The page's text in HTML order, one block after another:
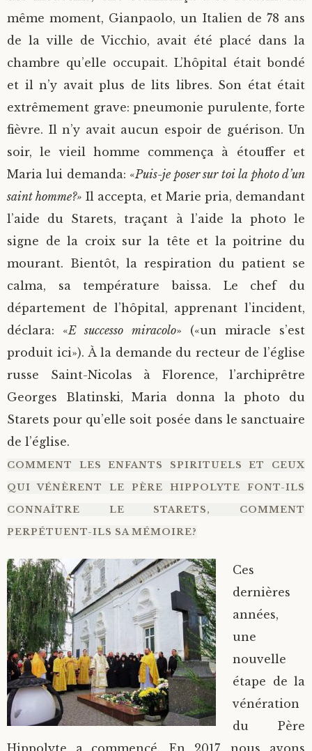
même moment, Gianpaolo, un Italien de 78 ans
de la ville de Vicchio, avait été placé dans la
chambre qu’elle occupait. L’hôpital était bondé
et il n’y avait plus de lits libres. Son état était
extrêmement grave: pneumonie purulente, forte
fièvre. Il n’y avait aucun espoir de guérison. Un
soir, le vieil homme commença à étouffer et
Maria lui demanda: «Puis-je poser sur toi la photo d’un
saint homme?» Il accepta, et Marie pria, demandant
l’aide du Starets, traçant à l’aide la photo le
signe de la croix sur la tête et la poitrine du
mourant. Bientôt, la respiration du patient se
calma, sa température baissa. Le chef du
département de l’hôpital, apprenant l’incident,
déclara: «E successo miracolo» («un miracle s’est
produit ici»). À la demande du recteur de l’église
russe Saint-Nicolas à Florence, l’archiprêtre
Georges Blatinski, Maria donna la photo du
Starets pour qu’elle soit posée dans le sanctuaire
de l’église.
COMMENT LES ENFANTS SPIRITUELS ET CEUX
QUI VÉNÈRENT LE PÈRE HIPPOLYTE FONT-ILS
CONNAÎTRE LE STARETS, COMMENT
PERPÉTUENT-ILS SA MÉMOIRE?
Ces
dernières
années,
une
nouvelle
étape de la
vénération
du Père
Hippolyte a commencé. En 2017, nous avons